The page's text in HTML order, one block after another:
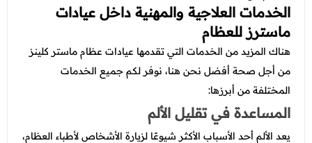
الخدمات العلاجية والمهنية داخل عيادات
ماسترز للعظام
هناك المزيد من الخدمات التي تقدمها عيادات عظام ماستر كلينز
من أجل صحة أفضل نحن هنا، نوفر لكم جميع الخدمات
المختلفة من أبرزها:
المساعدة في تقليل الألم
يعد الألم أحد الأسباب الأكثر شيوعًا لزيارة الأشخاص لأطباء العظام،